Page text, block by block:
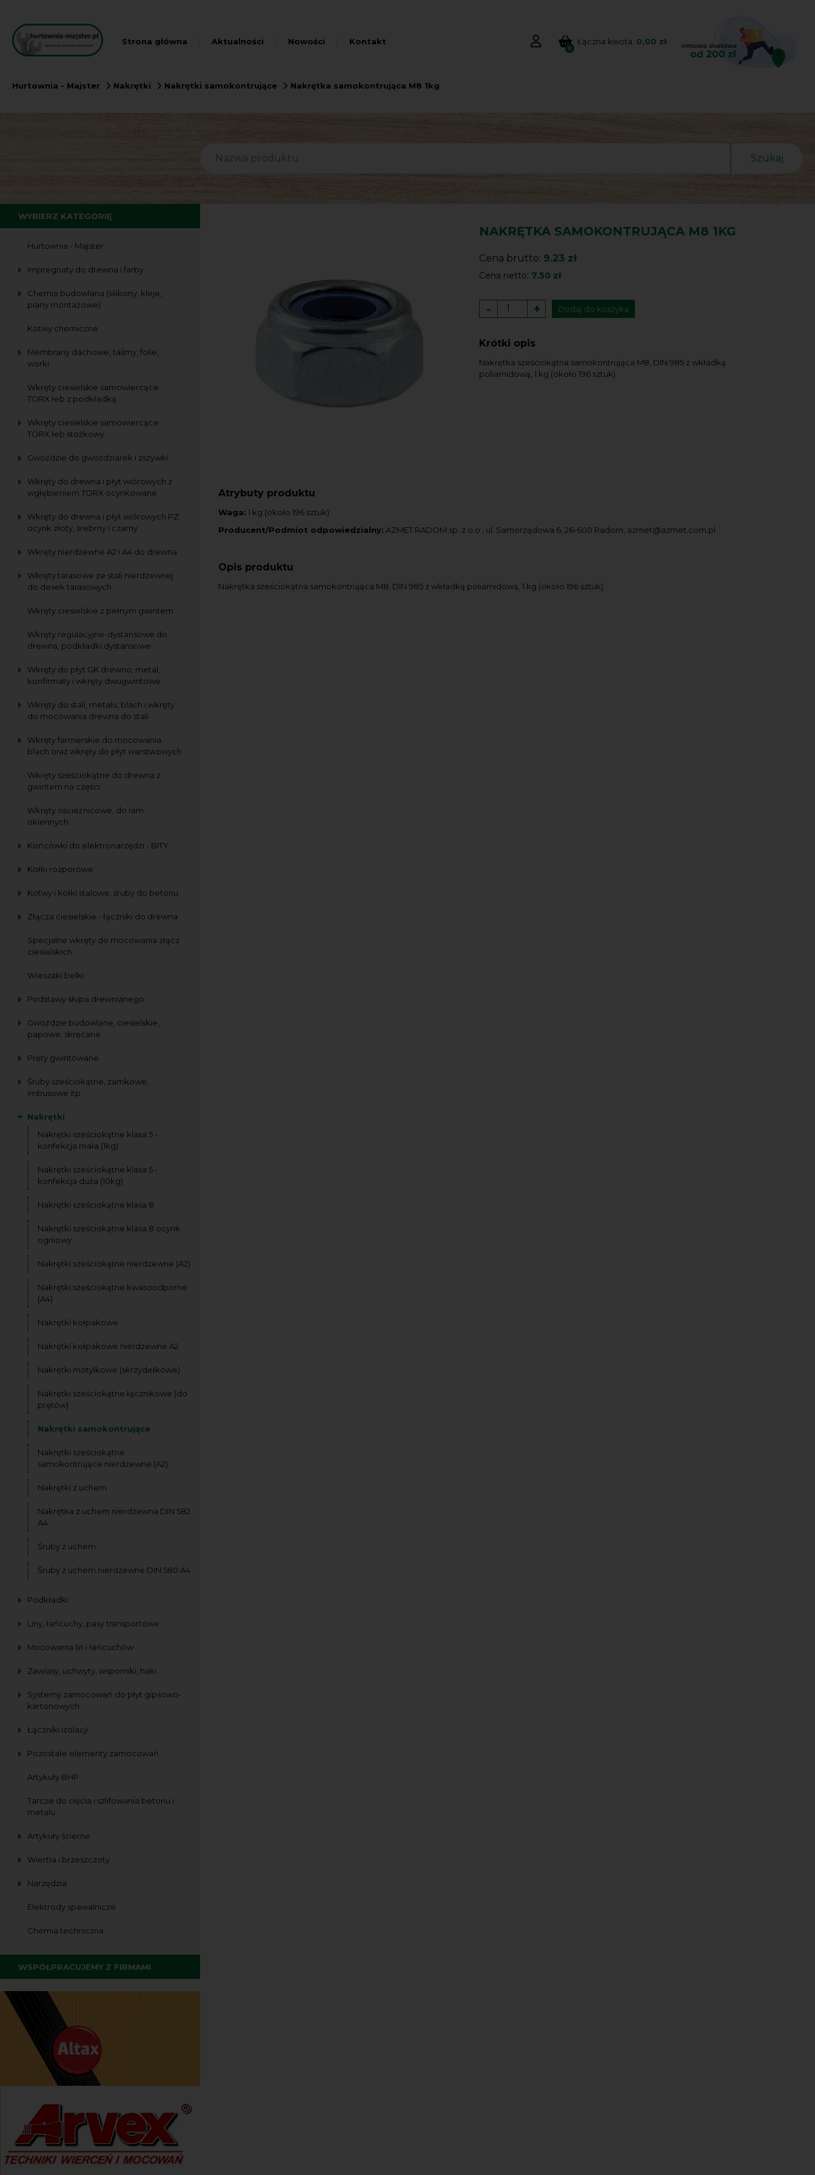
Strona główna Aktualności Nowości Kontakt
0
Łączna kwota: 0,00 zł
Hurtownia - Majster Nakrętki Nakrętki samokontrujące Nakrętka samokontrująca M8 1kg
WYBIERZ KATEGORIĘ
Hurtownia - Majster
Impregnaty do drewna i farby
Chemia budowlana (silikony, kleje,
piany montażowe)
Kotwy chemiczne
Membrany dachowe, taśmy, folie,
worki
Wkręty ciesielskie samowiercące
TORX łeb z podkładką
Wkręty ciesielskie samowiercące
TORX łeb stożkowy
Gwoździe do gwoździarek i zszywki
Wkręty do drewna i płyt wiórowych z
wgłębieniem TORX ocynkowane
Wkręty do drewna i płyt wiórowych PZ
ocynk złoty, srebrny i czarny
Wkręty nierdzewne A2 i A4 do drewna
Wkręty tarasowe ze stali nierdzewnej
do desek tarasowych
Wkręty ciesielskie z pełnym gwintem
Wkręty regulacyjne-dystansowe do
drewna, podkładki dystansowe
Wkręty do płyt GK drewno, metal,
konfirmaty i wkręty dwugwintowe
Wkręty do stali, metalu, blach i wkręty
do mocowania drewna do stali
Wkręty farmerskie do mocowania
blach oraz wkręty do płyt warstwowych
Wkręty sześciokątne do drewna z
gwintem na części
Wkręty ościeżnicowe, do ram
okiennych
Końcówki do elektronarzędzi - BITY
Kołki rozporowe
Kotwy i kołki stalowe, śruby do betonu
Złącza ciesielskie - łączniki do drewna
Specjalne wkręty do mocowania złącz
ciesielskich
Wieszaki belki
Podstawy słupa drewnianego
Gwoździe budowlane, ciesielskie,
papowe, skręcane
Pręty gwintowane
Śruby sześciokątne, zamkowe,
imbusowe itp
Nakrętki
Nakrętki sześciokątne klasa 5 -
konfekcja mała (1kg)
Nakrętki sześciokątne klasa 5 -
konfekcja duża (10kg)
Nakrętki sześciokątne klasa 8
Nakrętki sześciokątne klasa 8 ocynk
ogniowy
Nakrętki sześciokątne nierdzewne (A2)
Nakrętki sześciokątne kwasoodporne
(A4)
Nakrętki kołpakowe
Nakrętki kołpakowe nierdzewne A2
Nakrętki motylkowe (skrzydełkowe)
Nakrętki sześciokątne łącznikowe (do
prętów)
Nakrętki samokontrujące
Nakrętki sześciokątne
samokontrujące nierdzewne (A2)
Nakrętki z uchem
Nakrętka z uchem nierdzewna DIN 582
A4
Śruby z uchem
Śruby z uchem nierdzewne DIN 580 A4
Podkładki
Liny, łańcuchy, pasy transportowe
Mocowania lin i łańcuchów
Zawiasy, uchwyty, wsporniki, haki
Systemy zamocowań do płyt gipsowo-
kartonowych
Łączniki izolacji
Pozostałe elementy zamocowań
Artykuły BHP
Tarcze do cięcia i szlifowania betonu i
metalu
Artykuły ścierne
Wiertła i brzeszczoty
Narzędzia
Elektrody spawalnicze
Chemia techniczna
WSPÓŁPRACUJEMY Z FIRMAMI
Szukaj
NAKRĘTKA SAMOKONTRUJĄCA M8 1KG
Cena brutto: 9.23 zł
Cena netto: 7.50 zł
- + Dodaj do koszyka
Krótki opis
Nakrętka sześciokątna samokontrująca M8, DIN 985 z wkładką
poliamidową, 1 kg (około 196 sztuk)
Atrybuty produktu
Waga: 1 kg (około 196 sztuk)
Producent/Podmiot odpowiedzialny: AZMET RADOM sp. z o.o., ul. Samorządowa 6, 26-600 Radom, azmet@azmet.com.pl
Opis produktu
Nakrętka sześciokątna samokontrująca M8, DIN 985 z wkładką poliamidową, 1 kg (około 196 sztuk)